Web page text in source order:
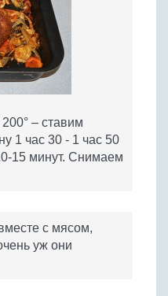
– ставим
1 час 30 - 1 час 50
15 минут. Снимаем
с мясом,
уж они